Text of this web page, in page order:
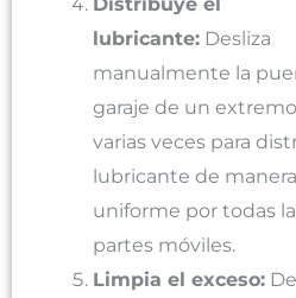
lubricante: Desliza
manualmente la
garaje de un
varias veces para
lubricante de manera
uniforme por todas
partes móviles.
Limpia el exceso: